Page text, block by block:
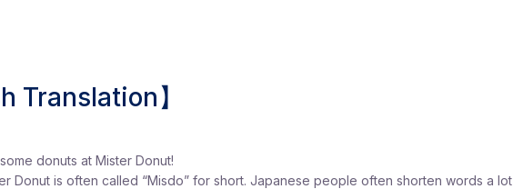
Translation】
donuts at Mister Donut!
Donut is often called “Misdo” for short. Japanese people often shorten words a lot